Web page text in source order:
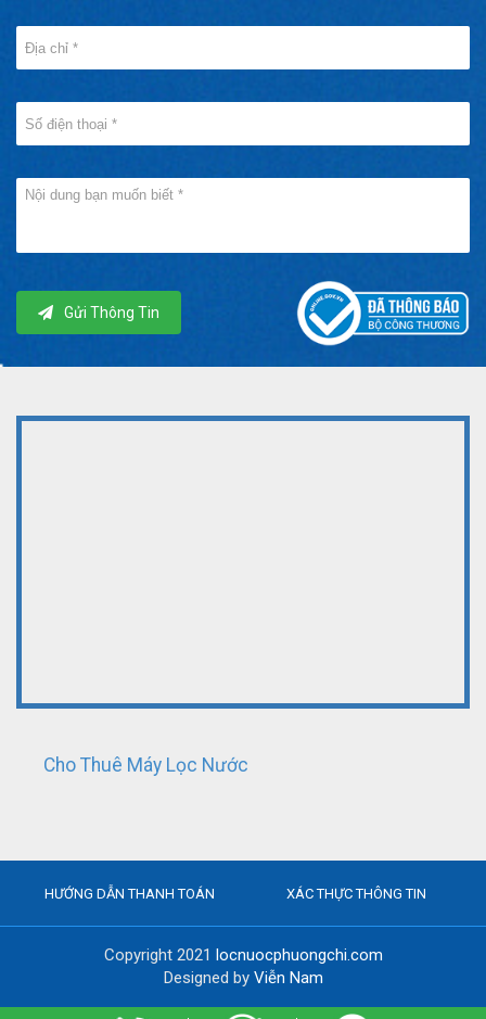
Gửi Thông Tin
Cho Thuê Máy Lọc Nước
HƯỚNG DẪN THANH TOÁN XÁC THỰC THÔNG TIN
Copyright 2021 locnuocphuongchi.com
Designed by Viễn Nam